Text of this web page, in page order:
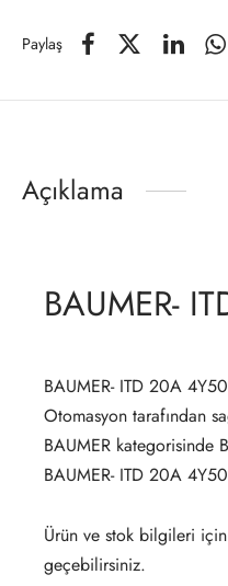
Paylaş
Açıklama
BAUMER-
BAUMER- ITD 20A
Otomasyon tarafından
BAUMER kategorisinde
BAUMER- ITD 20A 4Y50
Ürün ve stok bilgileri
geçebilirsiniz.